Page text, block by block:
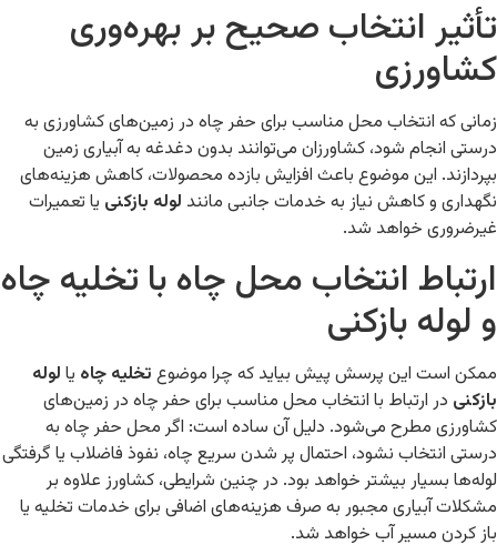
تأثیر انتخاب صحیح بر بهره‌وری
کشاورزی
زمانی که انتخاب محل مناسب برای حفر چاه در زمین‌های کشاورزی به
درستی انجام شود، کشاورزان می‌توانند بدون دغدغه به آبیاری زمین
بپردازند. این موضوع باعث افزایش بازده محصولات، کاهش هزینه‌های
نگهداری و کاهش نیاز به خدمات جانبی مانند لوله بازکنی یا تعمیرات
غیرضروری خواهد شد.
ارتباط انتخاب محل چاه با تخلیه چاه
و لوله بازکنی
ممکن است این پرسش پیش بیاید که چرا موضوع تخلیه چاه یا لوله
بازکنی در ارتباط با انتخاب محل مناسب برای حفر چاه در زمین‌های
کشاورزی مطرح می‌شود. دلیل آن ساده است: اگر محل حفر چاه به
درستی انتخاب نشود، احتمال پر شدن سریع چاه، نفوذ فاضلاب یا گرفتگی
لوله‌ها بسیار بیشتر خواهد بود. در چنین شرایطی، کشاورز علاوه بر
مشکلات آبیاری مجبور به صرف هزینه‌های اضافی برای خدمات تخلیه یا
باز کردن مسیر آب خواهد شد.